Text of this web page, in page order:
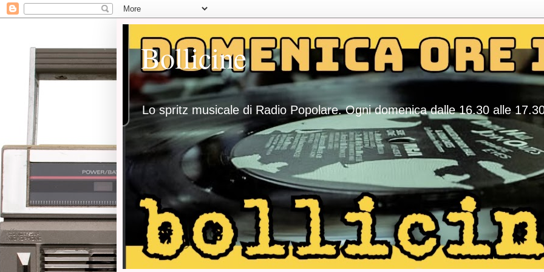
Bollicine
Lo spritz musicale di Radio Popolare. Ogni domenica dalle 16.30 alle